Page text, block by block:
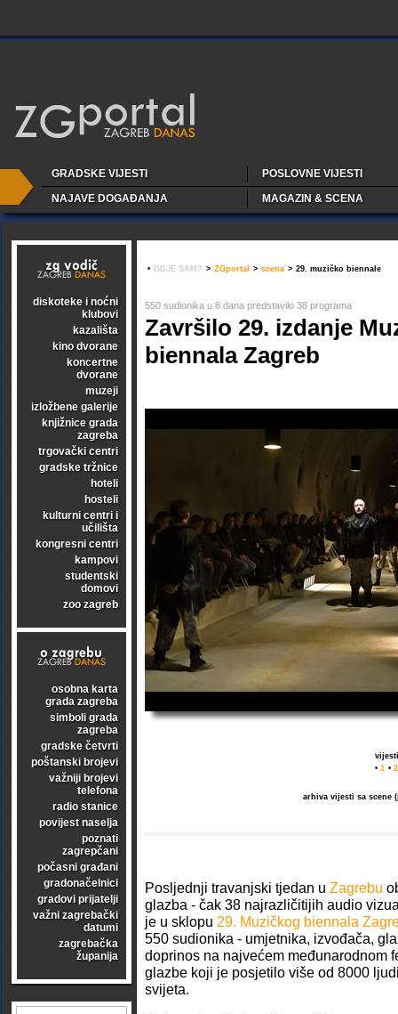
GRADSKE VIJESTI
POSLOVNE VIJESTI
NAJAVE DOGAĐANJA
MAGAZIN & SCENA
diskoteke i noćni
klubovi
kazališta
kino dvorane
koncertne
dvorane
muzeji
izložbene galerije
knjižnice grada
zagreba
trgovački centri
gradske tržnice
hoteli
hosteli
kulturni centri i
učilišta
kongresni centri
kampovi
studentski
domovi
zoo zagreb
osobna karta
grada zagreba
simboli grada
zagreba
gradske četvrti
poštanski brojevi
važniji brojevi
telefona
radio stanice
povijest naselja
poznati
zagrepčani
počasni građani
gradonačelnici
gradovi prijatelji
važni zagrebački
datumi
zagrebačka
županija
• GDJE SAM? > ZGportal > scena > 29. muzičko biennale
550 sudionika u 8 dana predstavilo 38 programa
Završilo 29. izdanje
biennala Zagreb
• 1 • 2
arhiva vijesti sa scene
Posljednji travanjski tjedan u Zagrebu
glazba - čak 38 najrazličitijih audio
je u sklopu 29. Muzičkog biennala
550 sudionika - umjetnika, izvođača,
doprinos na najvećem međunarodnom
glazbe koji je posjetilo više od 8000
svijeta.